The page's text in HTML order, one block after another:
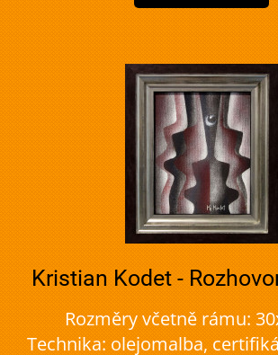
Kristian Kodet -
Rozměry včetně rámu:
Technika: olejomalba,